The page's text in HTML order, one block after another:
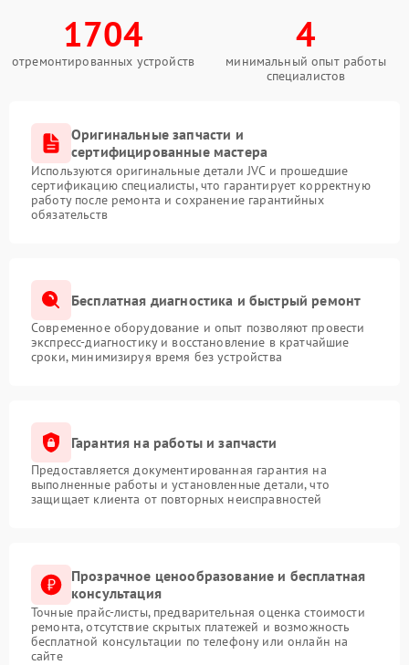
1704
отремонтированных устройств
4
минимальный опыт работы
специалистов
Оригинальные запчасти и
сертифицированные мастера
Используются оригинальные детали JVC и прошедшие
сертификацию специалисты, что гарантирует корректную
работу после ремонта и сохранение гарантийных
обязательств
Бесплатная диагностика и быстрый ремонт
Современное оборудование и опыт позволяют провести
экспресс-диагностику и восстановление в кратчайшие
сроки, минимизируя время без устройства
Гарантия на работы и запчасти
Предоставляется документированная гарантия на
выполненные работы и установленные детали, что
защищает клиента от повторных неисправностей
Прозрачное ценообразование и бесплатная
консультация
Точные прайс-листы, предварительная оценка стоимости
ремонта, отсутствие скрытых платежей и возможность
бесплатной консультации по телефону или онлайн на
сайте